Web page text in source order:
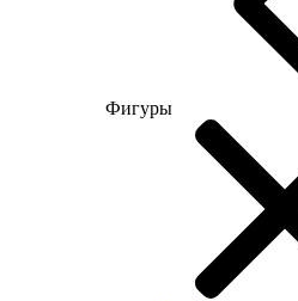
Фигуры